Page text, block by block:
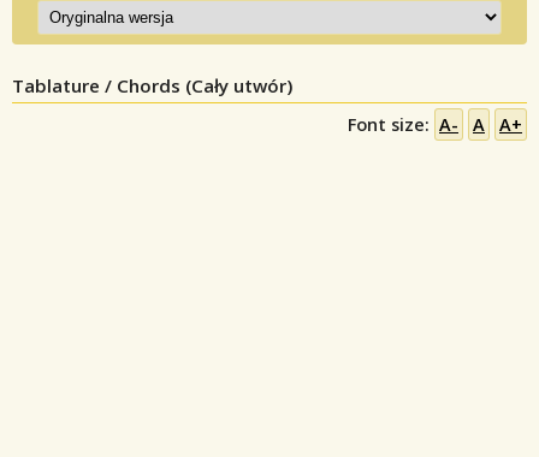
Tablature / Chords (Cały utwór)
Font size: A- A A+